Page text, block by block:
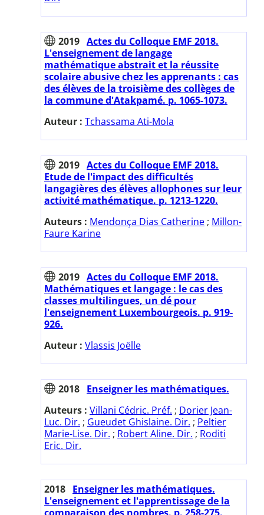
2019 Actes du Colloque EMF 2018.
L'enseignement de langage
mathématique abstrait et la réussite
scolaire abusive chez les apprenants : cas
des élèves de la troisième des collèges de
la commune d'Atakpamé. p. 1065-1073.
Auteur : Tchassama Ati-Mola
2019 Actes du Colloque EMF 2018.
Etude de l'impact des difficultés
langagières des élèves allophones sur leur
activité mathématique. p. 1213-1220.
Auteurs : Mendonça Dias Catherine ; Millon-
Faure Karine
2019 Actes du Colloque EMF 2018.
Mathématiques et langage : le cas des
classes multilingues, un dé pour
l'enseignement Luxembourgeois. p. 919-
926.
Auteur : Vlassis Joëlle
2018 Enseigner les mathématiques.
Auteurs : Villani Cédric. Préf. ; Dorier Jean-
Luc. Dir. ; Gueudet Ghislaine. Dir. ; Peltier
Marie-Lise. Dir. ; Robert Aline. Dir. ; Roditi
Eric. Dir.
2018 Enseigner les mathématiques.
L'enseignement et l'apprentissage de la